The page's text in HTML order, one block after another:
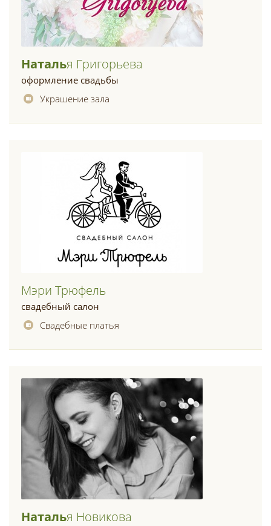
НатальЯ Григорьева
оформление свадьбы
Украшение зала
Мэри Трюфель
свадебный салон
Свадебные платья
НатальЯ Новикова